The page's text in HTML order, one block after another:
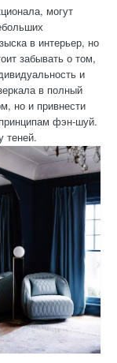
могут
в интерьер, но
забывать о том,
и
в полный
но и привнести
фэн-шуй.
теней.